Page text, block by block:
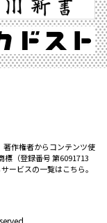
作権者からコンテンツ使
標（登録番号 第6091713
ービスの一覧はこちら。